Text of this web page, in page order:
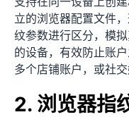
立的浏览器配置文件
纹参数进行区分，模
的设备，有效防止账
多个店铺账户，或社
2. 浏览器指